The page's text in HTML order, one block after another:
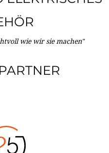
wie wir sie machen"